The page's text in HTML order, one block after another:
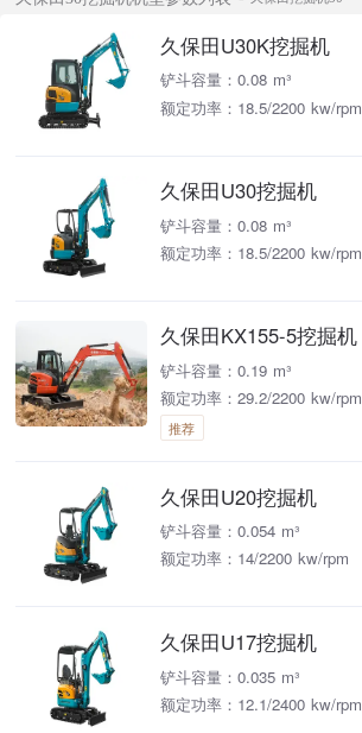
久保田U30K挖掘机
铲斗容量：0.08 m³
额定功率：18.5/2200 kw/rpm
久保田U30挖掘机
铲斗容量：0.08 m³
额定功率：18.5/2200 kw/rpm
久保田KX155-5挖掘机
铲斗容量：0.19 m³
额定功率：29.2/2200 kw/rpm
推荐
久保田U20挖掘机
铲斗容量：0.054 m³
额定功率：14/2200 kw/rpm
久保田U17挖掘机
铲斗容量：0.035 m³
额定功率：12.1/2400 kw/rpm